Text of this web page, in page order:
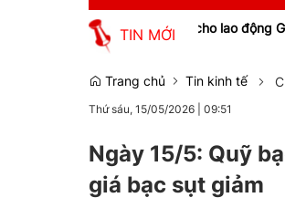
Diễn giả
Thông tin báo chí
Sự kiện
TIN MỚI
nghiệp, tạo việc làm cho lao động Gia Lai
Trang chủ Tin kinh tế
Thứ sáu, 15/05/2026 09:51
Ngày 15/5: Quỹ
giá bạc sụt giảm